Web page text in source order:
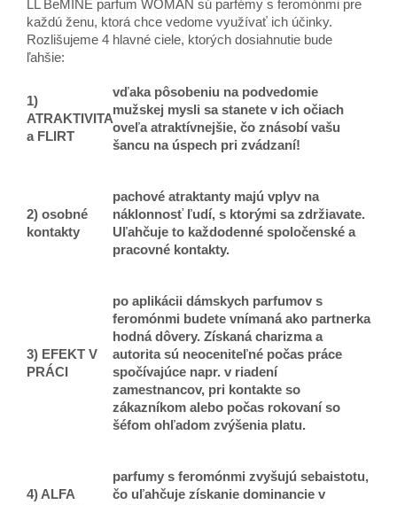
LL BeMINE parfum WOMAN sú parfémy s feromónmi pre
každú ženu, ktorá chce vedome využívať ich účinky.
Rozlišujeme 4 hlavné ciele, ktorých dosiahnutie bude
ľahšie:
1)
ATRAKTIVITA
a FLIRT
vďaka pôsobeniu na podvedomie
mužskej mysli sa stanete v ich očiach
oveľa atraktívnejšie, čo znásobí vašu
šancu na úspech pri zvádzaní!
2) osobné
kontakty
pachové atraktanty majú vplyv na
náklonnosť ľudí, s ktorými sa zdržiavate.
Uľahčuje to každodenné spoločenské a
pracovné kontakty.
3) EFEKT V
PRÁCI
po aplikácii dámskych parfumov s
feromónmi budete vnímaná ako partnerka
hodná dôvery. Získaná charizma a
autorita sú neoceniteľné počas práce
spočívajúce napr. v riadení
zamestnancov, pri kontakte so
zákazníkom alebo počas rokovaní so
šéfom ohľadom zvýšenia platu.
4) ALFA
parfumy s feromónmi zvyšujú sebaistotu,
čo uľahčuje získanie dominancie v